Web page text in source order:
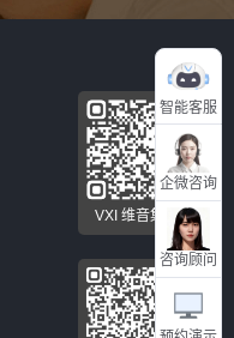
智能客服
企微咨询
咨询顾问
VXI 维音集团